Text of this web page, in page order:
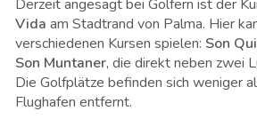
Derzeit angesagt bei Golfern ist der
Vida am Stadtrand von Palma. Hier
verschiedenen Kursen spielen: Son
Son Muntaner, die direkt neben zwei
Die Golfplätze befinden sich weniger
Flughafen entfernt.